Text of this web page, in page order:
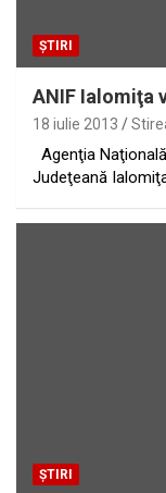
ȘTIRI
ANIF Ialomiţa
18 iulie 2013
Agenţia
Judeţeană
ȘTIRI